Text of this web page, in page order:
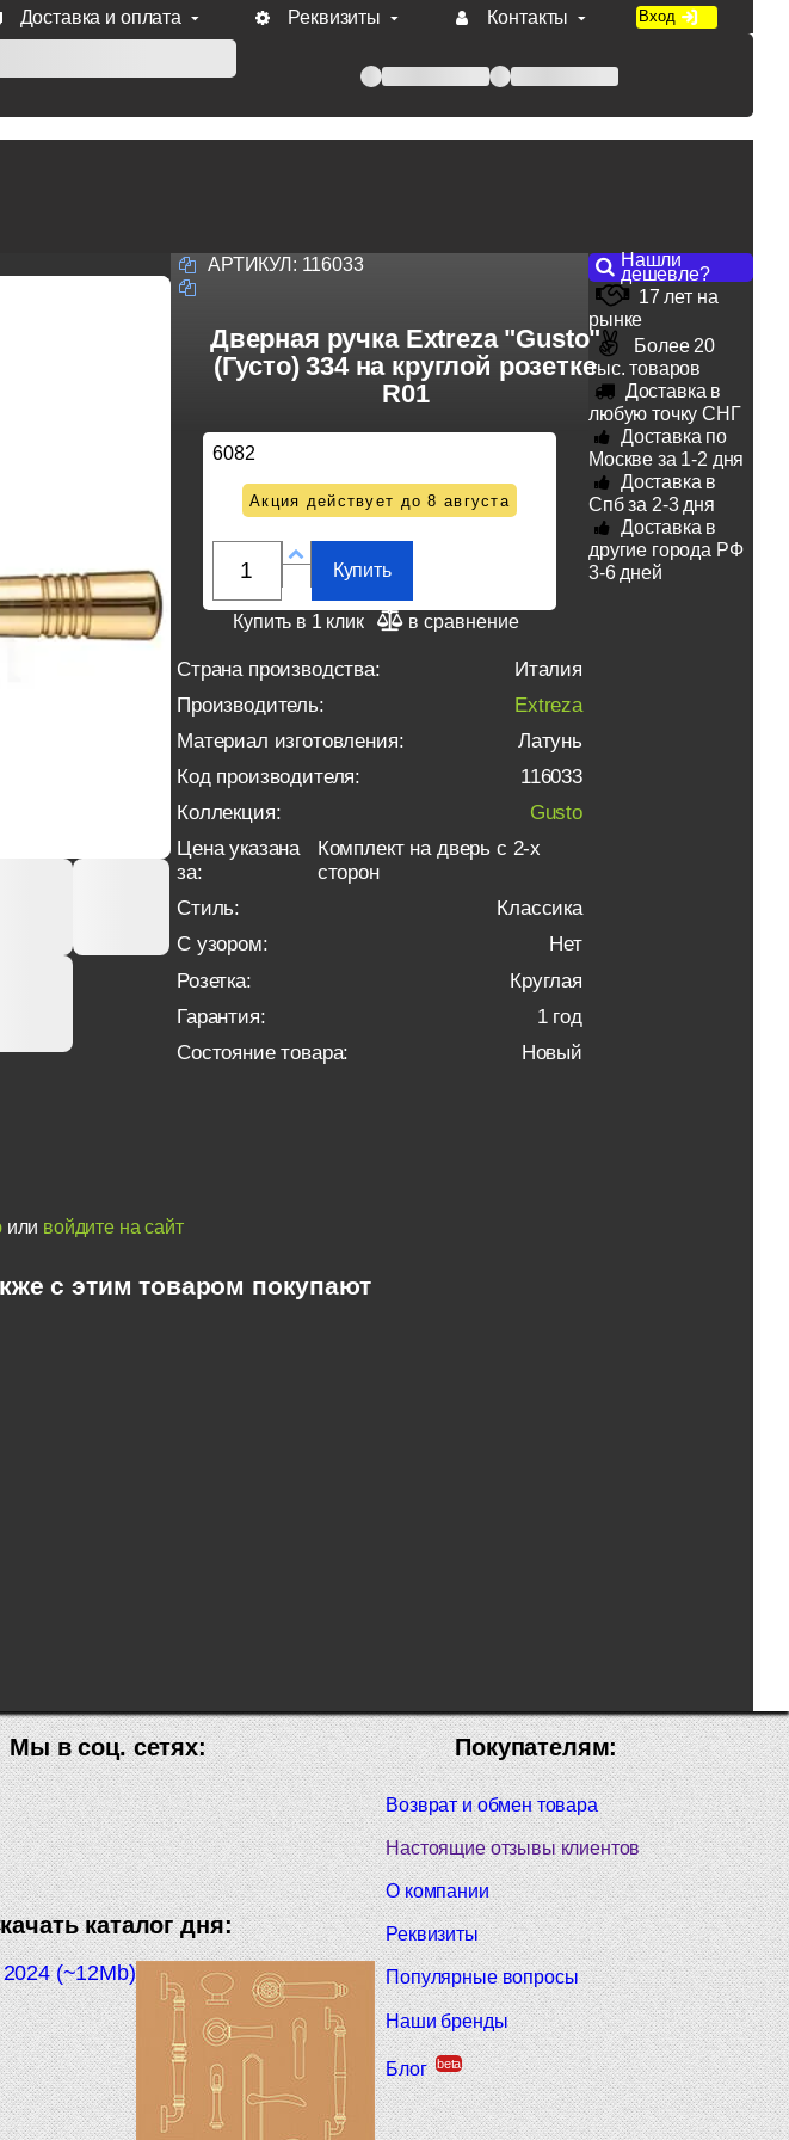
Доставка и оплата Реквизиты Контакты Вход
Extreza, Melodia, Forme при оплате по счету.
АРТИКУЛ: 116033
Дверная ручка Extreza "Gusto"
(Густо) 334 на круглой розетке
R01
6082
Акция действует до 8 августа
Купить
Купить в 1 клик в сравнение
Страна производства:
Италия
Производитель:
Extreza
Материал изготовления:
Латунь
Код производителя:
116033
Коллекция:
Gusto
Цена указана
за:
Комплект на дверь с 2-х
сторон
Стиль:
Классика
С узором:
Нет
Розетка:
Круглая
Гарантия:
1 год
Состояние товара:
Новый
Нашли
дешевле?
17 лет на
рынке
Более 20
тыс. товаров
Доставка в
любую точку СНГ
Доставка по
Москве за 1-2 дня
Доставка в
Спб за 2-3 дня
Доставка в
другие города РФ
3-6 дней
или войдите на сайт
с этим товаром покупают
Покупателям:
Возврат и обмен товара
Настоящие отзывы клиентов
О компании
Реквизиты
Популярные вопросы
Наши бренды
Блог beta
Мы в соц. сетях:
каталог дня:
(~12Mb)